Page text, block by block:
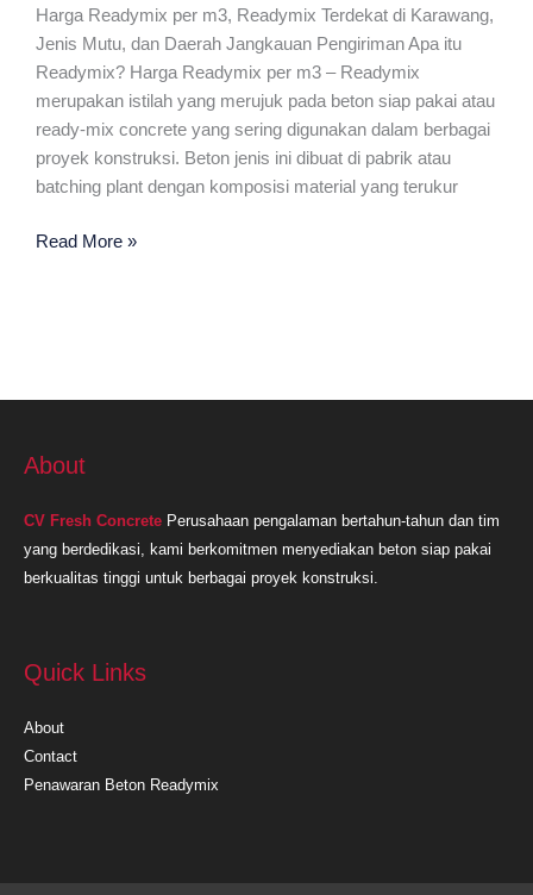
Harga Readymix per m3, Readymix Terdekat di Karawang,
Jenis Mutu, dan Daerah Jangkauan Pengiriman Apa itu
Readymix? Harga Readymix per m3 – Readymix
merupakan istilah yang merujuk pada beton siap pakai atau
ready-mix concrete yang sering digunakan dalam berbagai
proyek konstruksi. Beton jenis ini dibuat di pabrik atau
batching plant dengan komposisi material yang terukur
Readymix
Read More »
About
CV Fresh Concrete Perusahaan pengalaman bertahun-tahun dan tim
yang berdedikasi, kami berkomitmen menyediakan beton siap pakai
berkualitas tinggi untuk berbagai proyek konstruksi.
Quick Links
About
Contact
Penawaran Beton Readymix